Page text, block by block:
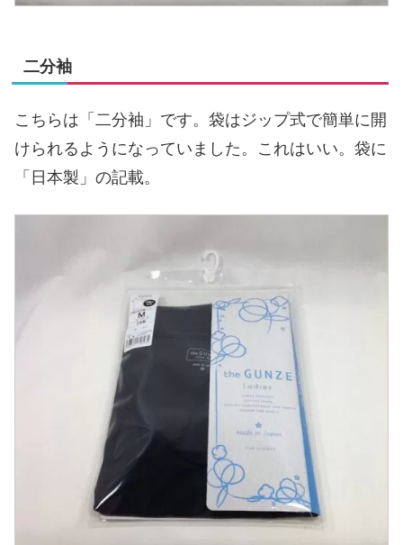
二分袖
こちらは「二分袖」です。袋はジップ式で簡単に開
けられるようになっていました。これはいい。袋に
「日本製」の記載。